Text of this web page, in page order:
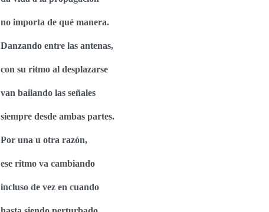
no importa de qué manera.
Danzando entre las antenas,
con su ritmo al desplazarse
van bailando las señales
siempre desde ambas partes.
Por una u otra razón,
ese ritmo va cambiando
incluso de vez en cuando